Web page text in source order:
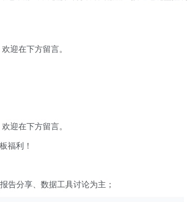
迎在下方留言。
迎在下方留言。
福利​​​​！
告分享、数据工具讨论为主；